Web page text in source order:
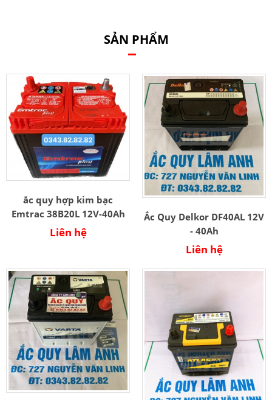
SẢN PHẨM
ắc quy hợp kim bạc
Emtrac 38B20L 12V-40Ah
Liên hệ
Ắc Quy Delkor DF40AL 12V
- 40Ah
Liên hệ